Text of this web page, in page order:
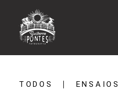
TODOS ENSAIOS